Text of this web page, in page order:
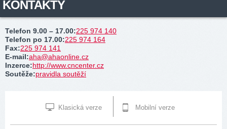
KONTAKTY
Telefon 9.00 – 17.00:225 974 140
Telefon po 17.00:225 974 164
Fax:225 974 141
E-mail:aha@ahaonline.cz
Inzerce:http://www.cncenter.cz
Soutěže:pravidla soutěží
Klasická verze Mobilní verze